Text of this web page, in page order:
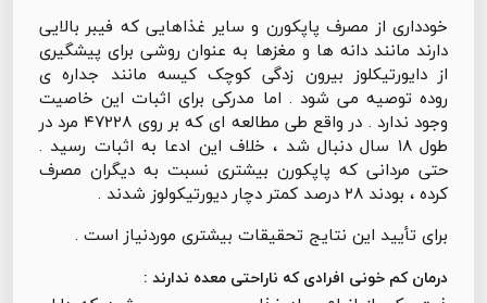
خودداری از مصرف پاپکورن و سایر غذاهایی که فیبر بالایی
دارند مانند دانه ها و مغزها به عنوان روشی برای پیشگیری
از دایورتیکلوز بیرون زدگی کوچک کیسه مانند جداره ی
روده توصیه می شود . اما مدرکی برای اثبات این خاصیت
وجود ندارد . در واقع طی مطالعه ای که بر روی ۴۷۲۲۸ مرد در
طول ۱۸ سال دنبال شد ، خلاف این ادعا به اثبات رسید .
حتی مردانی که پاپکورن بیشتری نسبت به دیگران مصرف
کرده ، بودند ۲۸ درصد کمتر دچار دیورتیکولوز شدند .
برای تأیید این نتایج تحقیقات بیشتری موردنیاز است .
درمان کم خونی افرادی که ناراحتی معده ندارند :